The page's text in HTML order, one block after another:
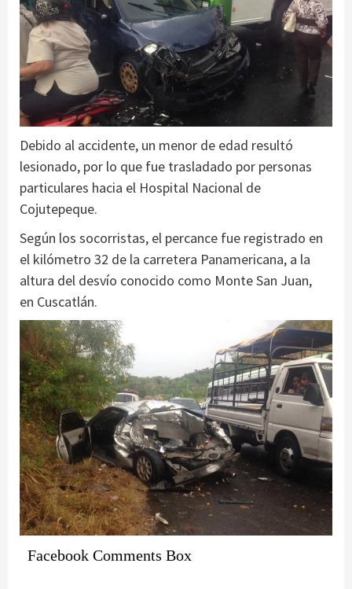
Debido al accidente, un menor de edad resultó
lesionado, por lo que fue trasladado por personas
particulares hacia el Hospital Nacional de
Cojutepeque.
Según los socorristas, el percance fue registrado en
el kilómetro 32 de la carretera Panamericana, a la
altura del desvío conocido como Monte San Juan,
en Cuscatlán.
Facebook Comments Box